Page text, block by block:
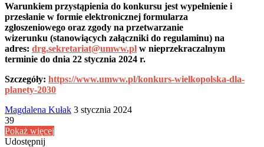
Warunkiem przystąpienia do konkursu jest wypełnienie i
przesłanie w formie elektronicznej formularza
zgłoszeniowego oraz zgody na przetwarzanie
wizerunku (stanowiących załączniki do regulaminu) na
adres: drg.sekretariat@umww.pl w nieprzekraczalnym
terminie do dnia 22 stycznia 2024 r.
Szczegóły: https://www.umww.pl/konkurs-wielkopolska-dla-
planety-2030
Magdalena Kułak Send
3 stycznia 2024
39
Pokaż więcej
Udostępnij